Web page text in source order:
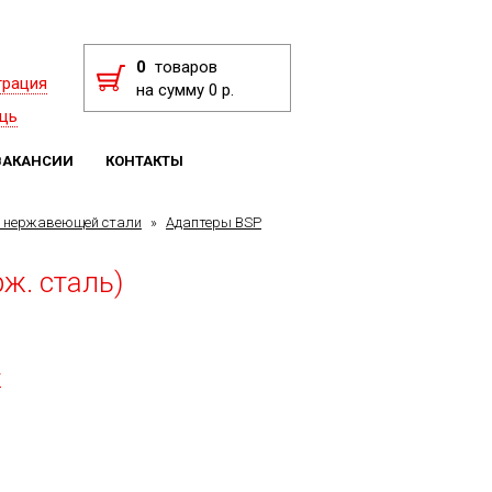
0 товаров
на сумму 0 р.
КОНТАКТЫ
нержавеющей стали » Адаптеры BSP
сталь)